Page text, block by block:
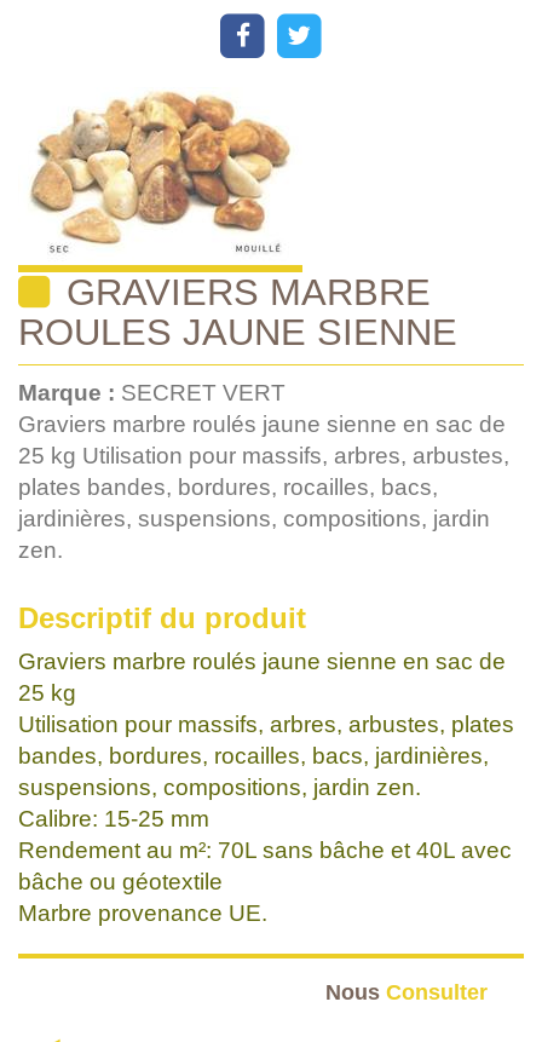
GRAVIERS MARBRE
ROULES JAUNE SIENNE
Marque : SECRET VERT
Graviers marbre roulés jaune sienne en sac de
25 kg Utilisation pour massifs, arbres, arbustes,
plates bandes, bordures, rocailles, bacs,
jardinières, suspensions, compositions, jardin
zen.
Descriptif du produit
Graviers marbre roulés jaune sienne en sac de
25 kg
Utilisation pour massifs, arbres, arbustes, plates
bandes, bordures, rocailles, bacs, jardinières,
suspensions, compositions, jardin zen.
Calibre: 15-25 mm
Rendement au m²: 70L sans bâche et 40L avec
bâche ou géotextile
Marbre provenance UE.
Nous Consulter